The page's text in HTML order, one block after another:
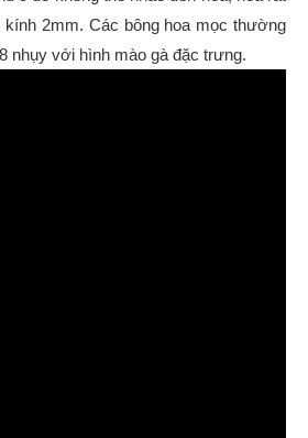
2mm. Các bông hoa mọc thường
nhụy với hình mào gà đặc trưng.